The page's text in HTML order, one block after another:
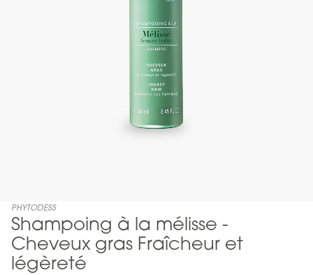
Skip
the
beginning
PHYTODESS
Shampoing à la mélisse -
Cheveux gras Fraîcheur et
légèreté